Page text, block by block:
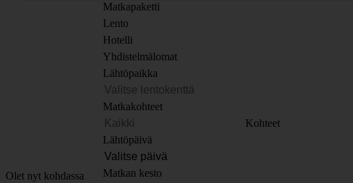
Matkapaketti
Lento
Hotelli
Yhdistelmälomat
Lähtöpaikka
Matkakohteet
Kohteet
Lähtöpäivä
Matkan kesto
Olet nyt kohdassa